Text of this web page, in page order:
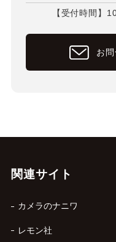
【受付時間】
お
関連サイト
カメラのナニワ
レモン社